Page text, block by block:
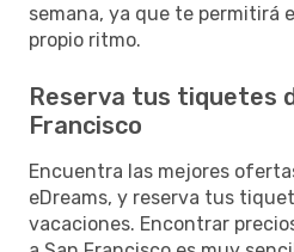
semana, ya que te permitirá
propio ritmo.
Reserva tus tiquetes
Francisco
Encuentra las mejores
eDreams, y reserva tus
vacaciones. Encontrar